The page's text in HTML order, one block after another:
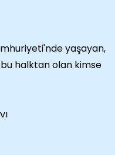
yaşayan,
halktan olan kimse